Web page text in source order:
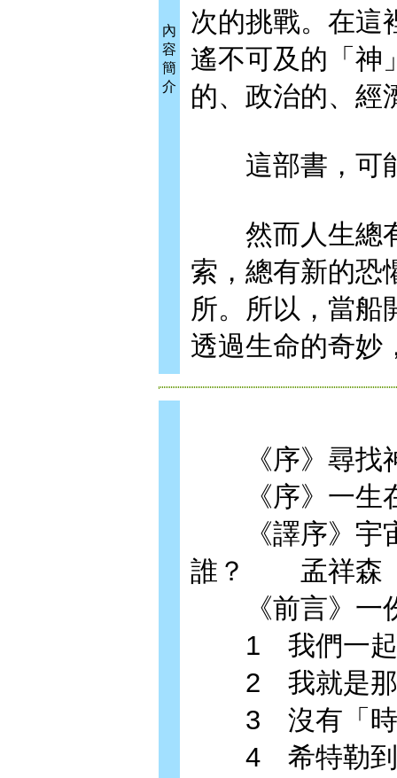
內
容
簡
介
次的挑戰。在這
遙不可及的「神
的、政治的、經
這部書，可能
然而人生總有
索，總有新的恐
所。所以，當船
透過生命的奇妙
《序》尋找
《序》一生
《譯序》宇宙
誰？ 孟祥森
《前言》一
1 我們一
2 我就是那
3 沒有「時
4 希特勒到